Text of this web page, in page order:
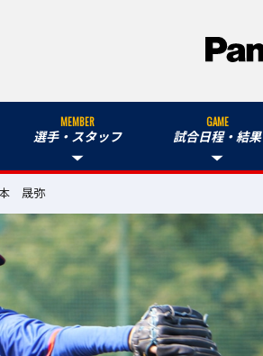
MEMBER
選手・スタッフ
GAME
試合日程・結果
晟弥